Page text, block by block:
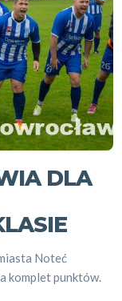
DLA
Noteć
komplet punktów.